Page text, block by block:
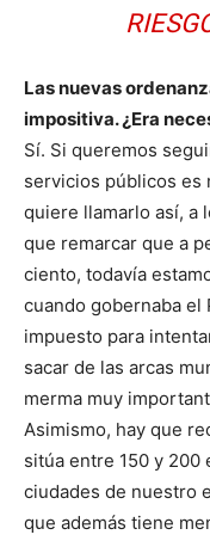
Las nuevas
impositiva. ¿Era
Sí. Si queremos
servicios públicos es
quiere llamarlo así, a
que remarcar que a
ciento, todavía
cuando gobernaba el
impuesto para
sacar de las arcas
merma muy
Asimismo, hay que
sitúa entre 150 y 200
ciudades de nuestro
que además tiene